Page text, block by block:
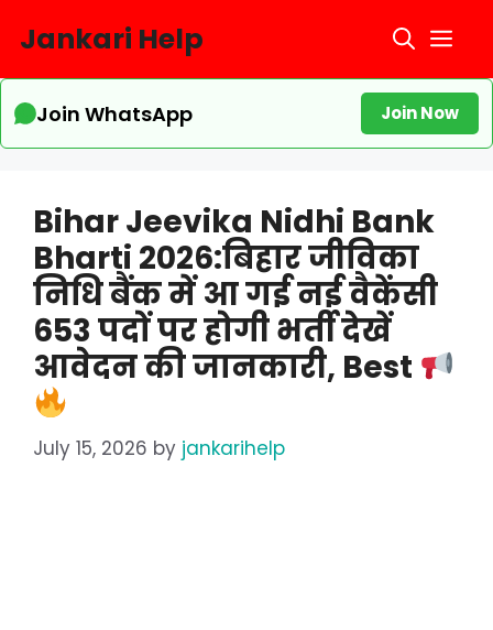
Jankari Help
Join WhatsApp Join Now
Bihar Jeevika Nidhi Bank
Bharti 2026:बिहार जीविका
निधि बैंक में आ गई नई वैकेंसी
653 पदों पर होगी भर्ती देखें
आवेदन की जानकारी, Best
July 15, 2026 by jankarihelp